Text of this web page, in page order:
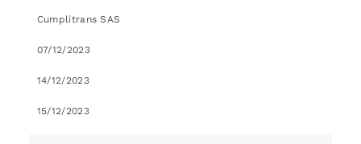
Cumplitrans SAS
07/12/2023
14/12/2023
15/12/2023